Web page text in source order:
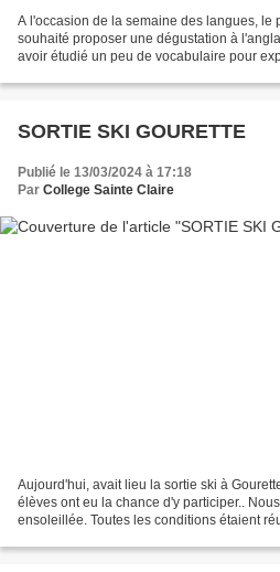
A l'occasion de la semaine des langues, le
souhaité proposer une dégustation à
avoir étudié un peu de vocabulaire pour
SORTIE SKI GOURETTE
Publié le 13/03/2024 à 17:18
Par College Sainte Claire
Aujourd'hui, avait lieu la sortie ski à
élèves ont eu la chance d'y participer..
ensoleillée. Toutes les conditions étaient